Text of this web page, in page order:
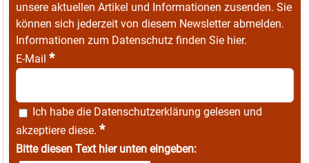
unsere aktuellen Artikel und Informationen zusenden. Sie
können sich jederzeit von diesem Newsletter abmelden.
Informationen zum Datenschutz finden Sie hier.
E-Mail *
Ich habe die Datenschutzerklärung gelesen und
akzeptiere diese. *
Bitte diesen Text hier unten eingeben: